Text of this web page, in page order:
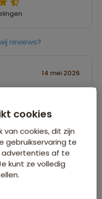
reviews?
14 mei 2026
22 april 2026
cookies
cookies, dit zijn
gebruikservaring te
advertenties af te
kunt ze volledig